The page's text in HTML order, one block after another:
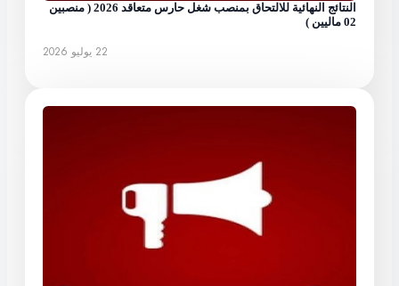
النتائج النهائية للالتحاق بمنصب شغل حارس متعاقد 2026 ( منصبين
02 ماليين )
22 يوليو 2026